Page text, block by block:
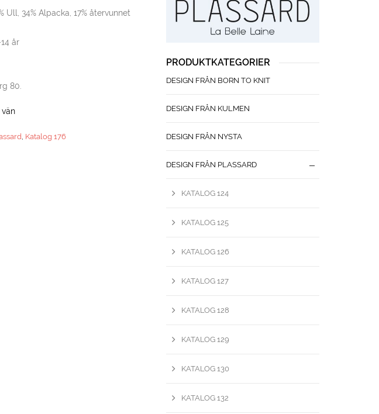
Ull, 34% Alpacka, 17% återvunnet
år
80.
, Katalog 176
PRODUKTKATEGORIER
DESIGN FRÅN BORN TO KNIT
DESIGN FRÅN KULMEN
DESIGN FRÅN NYSTA
DESIGN FRÅN PLASSARD
KATALOG 124
KATALOG 125
KATALOG 126
KATALOG 127
KATALOG 128
KATALOG 129
KATALOG 130
KATALOG 132